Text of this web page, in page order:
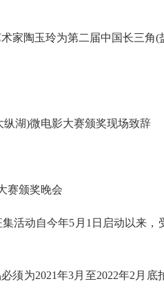
陶玉玲为第二届中国长三角(
湖)微电影大赛颁奖现场致辞
赛颁奖晚会
动自今年5月1日启动以来，
为2021年3月至2022年2月底